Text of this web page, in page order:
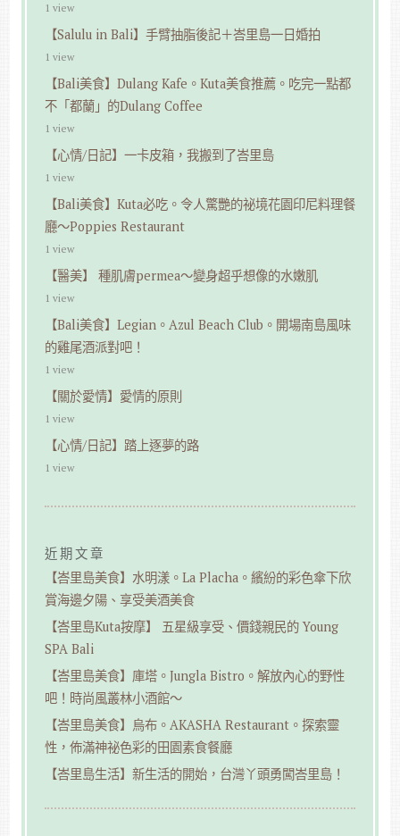
1 view
【Salulu in Bali】手臂抽脂後記＋峇里島一日婚拍
1 view
【Bali美食】Dulang Kafe。Kuta美食推薦。吃完一點都
不「都蘭」的Dulang Coffee
1 view
【心情/日記】一卡皮箱，我搬到了峇里島
1 view
【Bali美食】Kuta必吃。令人驚艷的祕境花園印尼料理餐
廳～Poppies Restaurant
1 view
【醫美】 種肌膚permea～變身超乎想像的水嫩肌
1 view
【Bali美食】Legian。Azul Beach Club。開場南島風味
的雞尾酒派對吧！
1 view
【關於愛情】愛情的原則
1 view
【心情/日記】踏上逐夢的路
1 view
近期文章
【峇里島美食】水明漾。La Placha。繽紛的彩色傘下欣
賞海邊夕陽、享受美酒美食
【峇里島Kuta按摩】 五星級享受、價錢親民的 Young
SPA Bali
【峇里島美食】庫塔。Jungla Bistro。解放內心的野性
吧！時尚風叢林小酒館～
【峇里島美食】烏布。AKASHA Restaurant。探索靈
性，佈滿神祕色彩的田園素食餐廳
【峇里島生活】新生活的開始，台灣丫頭勇闖峇里島！